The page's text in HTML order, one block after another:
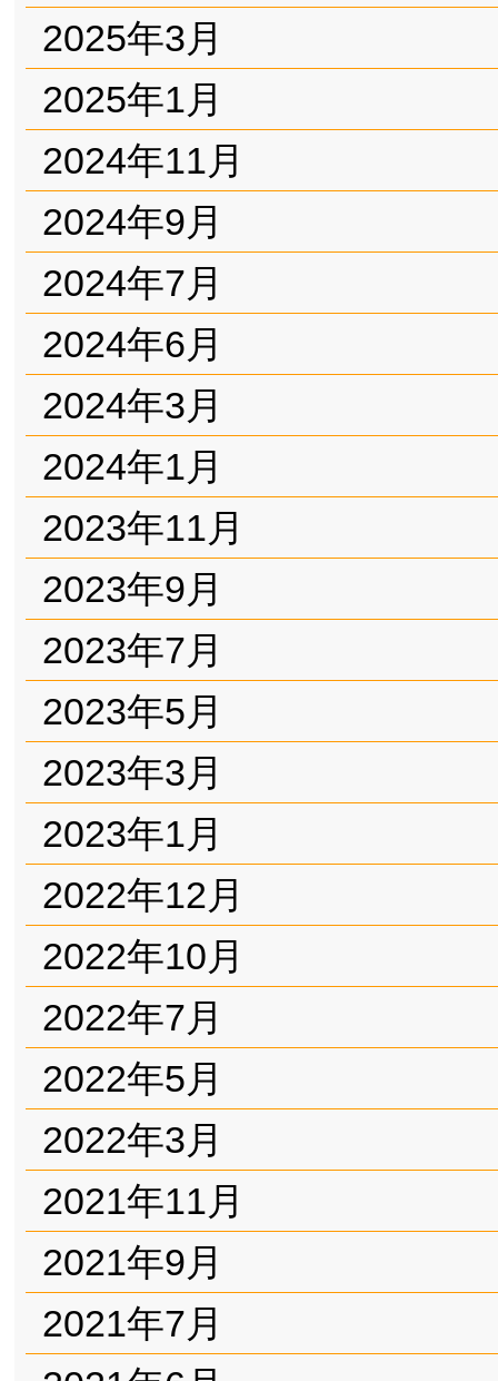
2025年3月
2025年1月
2024年11月
2024年9月
2024年7月
2024年6月
2024年3月
2024年1月
2023年11月
2023年9月
2023年7月
2023年5月
2023年3月
2023年1月
2022年12月
2022年10月
2022年7月
2022年5月
2022年3月
2021年11月
2021年9月
2021年7月